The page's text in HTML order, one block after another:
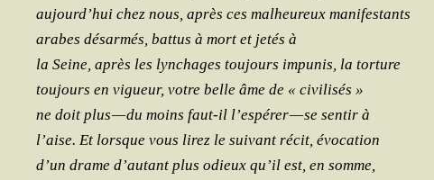
aujourd’hui chez nous, après ces mal­heu­reux manifestants
arabes désar­més, bat­tus à mort et jetés à
la Seine, après les lyn­chages tou­jours impu­nis, la torture
tou­jours en vigueur, votre belle âme de « civilisés »
ne doit plus — du moins faut-il l’espérer — se sen­tir à
l’aise. Et lorsque vous lirez le sui­vant récit, évocation
d’un drame d’autant plus odieux qu’il est, en somme,